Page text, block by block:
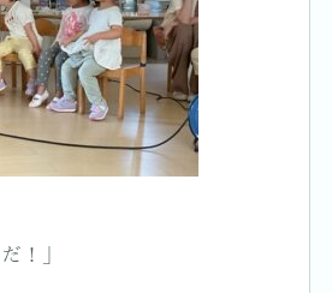
！」